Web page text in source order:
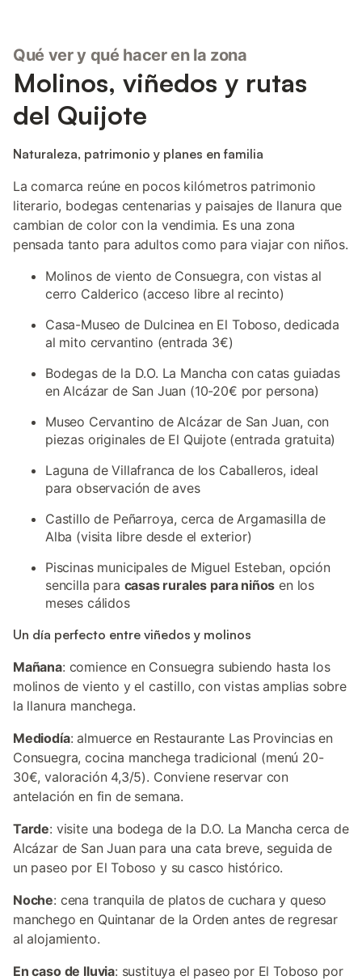
Qué ver y qué hacer en la zona
Molinos, viñedos y rutas
del Quijote
Naturaleza, patrimonio y planes en familia
La comarca reúne en pocos kilómetros patrimonio
literario, bodegas centenarias y paisajes de llanura que
cambian de color con la vendimia. Es una zona
pensada tanto para adultos como para viajar con niños.
Molinos de viento de Consuegra, con vistas al
cerro Calderico (acceso libre al recinto)
Casa-Museo de Dulcinea en El Toboso, dedicada
al mito cervantino (entrada 3€)
Bodegas de la D.O. La Mancha con catas guiadas
en Alcázar de San Juan (10-20€ por persona)
Museo Cervantino de Alcázar de San Juan, con
piezas originales de El Quijote (entrada gratuita)
Laguna de Villafranca de los Caballeros, ideal
para observación de aves
Castillo de Peñarroya, cerca de Argamasilla de
Alba (visita libre desde el exterior)
Piscinas municipales de Miguel Esteban, opción
sencilla para casas rurales para niños en los
meses cálidos
Un día perfecto entre viñedos y molinos
Mañana: comience en Consuegra subiendo hasta los
molinos de viento y el castillo, con vistas amplias sobre
la llanura manchega.
Mediodía: almuerce en Restaurante Las Provincias en
Consuegra, cocina manchega tradicional (menú 20-
30€, valoración 4,3/5). Conviene reservar con
antelación en fin de semana.
Tarde: visite una bodega de la D.O. La Mancha cerca de
Alcázar de San Juan para una cata breve, seguida de
un paseo por El Toboso y su casco histórico.
Noche: cena tranquila de platos de cuchara y queso
manchego en Quintanar de la Orden antes de regresar
al alojamiento.
En caso de lluvia: sustituya el paseo por El Toboso por